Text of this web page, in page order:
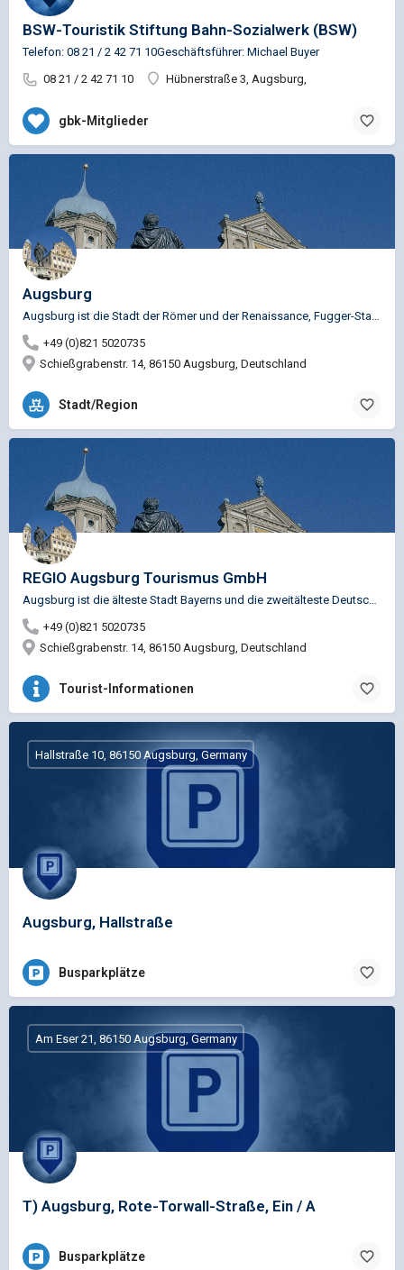
BSW-Touristik Stiftung Bahn-Sozialwerk (BSW)
Telefon: 08 21 / 2 42 71 10Geschäftsführer: Michael Buyer
08 21 / 2 42 71 10
Hübnerstraße 3, Augsburg,
gbk-Mitglieder
Augsburg
Augsburg ist die Stadt der Römer und der Renaissance, Fugger-Stadt, Mozart- und Brecht-Stadt, Friedensstadt…
+49 (0)821 5020735
Schießgrabenstr. 14, 86150 Augsburg, Deutschland
Stadt/Region
REGIO Augsburg Tourismus GmbH
Augsburg ist die älteste Stadt Bayerns und die zweitälteste Deutschlands. 15 v. Chr. von Römern gegründet,…
+49 (0)821 5020735
Schießgrabenstr. 14, 86150 Augsburg, Deutschland
Tourist-Informationen
Augsburg, Hallstraße
Hallstraße 10, 86150 Augsburg, Germany
Busparkplätze
T) Augsburg, Rote-Torwall-Straße, Ein / A
Am Eser 21, 86150 Augsburg, Germany
Busparkplätze